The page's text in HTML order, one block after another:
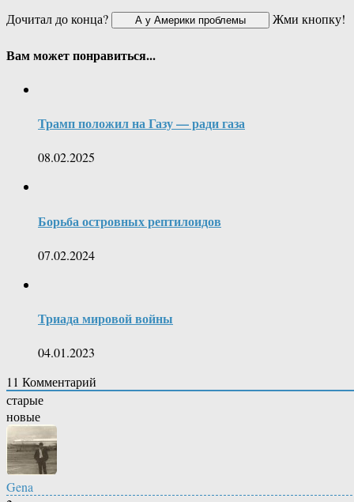
Дочитал до конца?
Жми кнопку!
Вам может понравиться...
Трамп положил на Газу — ради газа
08.02.2025
Борьба островных рептилоидов
07.02.2024
Триада мировой войны
04.01.2023
11 Комментарий
старые
новые
Gena